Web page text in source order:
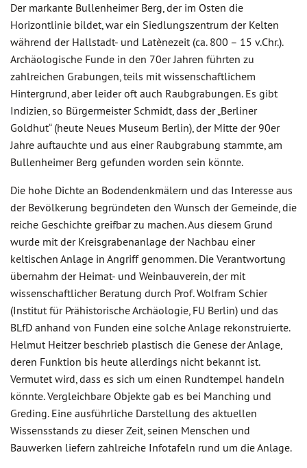
Der markante Bullenheimer Berg, der im Osten die
Horizontlinie bildet, war ein Siedlungszentrum der Kelten
während der Hallstadt- und Latènezeit (ca. 800 – 15 v.Chr.).
Archäologische Funde in den 70er Jahren führten zu
zahlreichen Grabungen, teils mit wissenschaftlichem
Hintergrund, aber leider oft auch Raubgrabungen. Es gibt
Indizien, so Bürgermeister Schmidt, dass der „Berliner
Goldhut“ (heute Neues Museum Berlin), der Mitte der 90er
Jahre auftauchte und aus einer Raubgrabung stammte, am
Bullenheimer Berg gefunden worden sein könnte.
Die hohe Dichte an Bodendenkmälern und das Interesse aus
der Bevölkerung begründeten den Wunsch der Gemeinde, die
reiche Geschichte greifbar zu machen. Aus diesem Grund
wurde mit der Kreisgrabenanlage der Nachbau einer
keltischen Anlage in Angriff genommen. Die Verantwortung
übernahm der Heimat- und Weinbauverein, der mit
wissenschaftlicher Beratung durch Prof. Wolfram Schier
(Institut für Prähistorische Archäologie, FU Berlin) und das
BLfD anhand von Funden eine solche Anlage rekonstruierte.
Helmut Heitzer beschrieb plastisch die Genese der Anlage,
deren Funktion bis heute allerdings nicht bekannt ist.
Vermutet wird, dass es sich um einen Rundtempel handeln
könnte. Vergleichbare Objekte gab es bei Manching und
Greding. Eine ausführliche Darstellung des aktuellen
Wissensstands zu dieser Zeit, seinen Menschen und
Bauwerken liefern zahlreiche Infotafeln rund um die Anlage.